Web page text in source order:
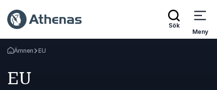
Sök
Meny
Gå tillbaka till startsidan
Ämnen EU
EU